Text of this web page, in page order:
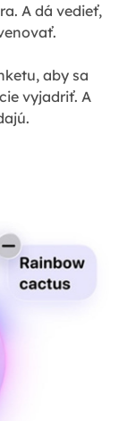
A dá vedieť,
aby sa
vyjadriť. A